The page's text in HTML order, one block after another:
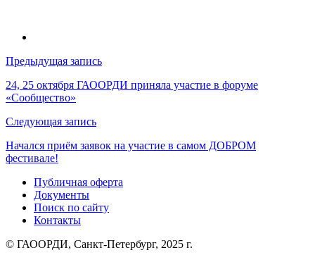
Навигация
по
записям
Предыдущая запись
24, 25 октября ГАООРДИ приняла участие в форуме
«Сообщество»
Следующая запись
Начался приём заявок на участие в самом ДОБРОМ
фестивале!
Публичная оферта
Документы
Поиск по сайту
Контакты
© ГАООРДИ, Санкт-Петербург, 2025 г.